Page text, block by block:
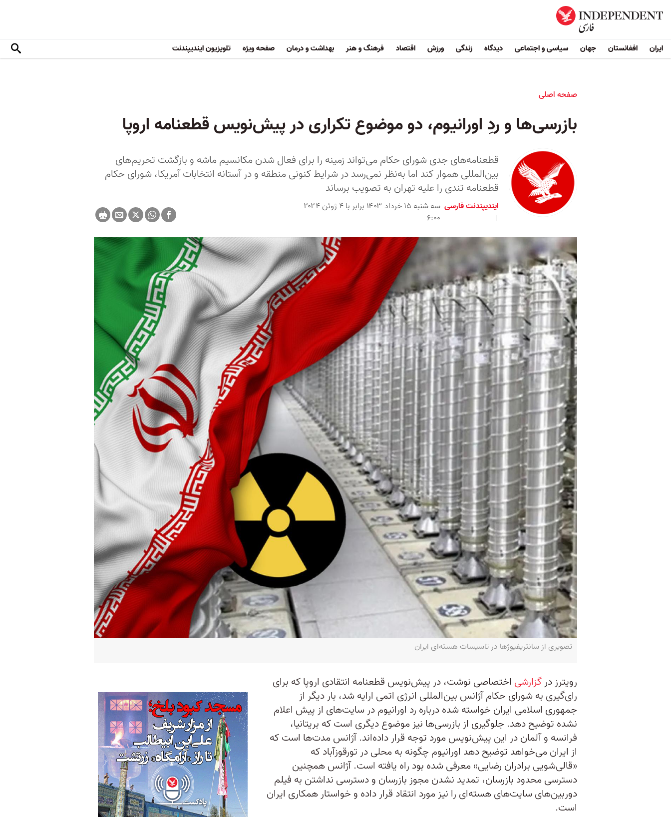
ایران افغانستان جهان سیاسی و اجتماعی دیدگاه زندگی ورزش اقتصاد فرهنگ و هنر بهداشت و درمان صفحه ویژه تلویزیون ایندیپندنت
صفحه اصلی
بازرسی‌ها و ردِ اورانیوم، دو موضوع تکراری در پیش‌نویس قطعنامه اروپا
قطعنامه‌های جدی شورای حکام می‌تواند زمینه را برای فعال شدن مکانسیم ماشه و بازگشت تحریم‌های
بین‌المللی هموار کند اما به‌نظر نمی‌رسد در شرایط کنونی منطقه و در آستانه انتخابات آمریکا، شورای حکام
قطعنامه تندی را علیه تهران به تصویب برساند
ایندیپندنت فارسی
سه شنبه ۱۵ خرداد ۱۴۰۳ برابر با ۴ ژوئن ۲۰۲۴
۶:۰۰
تصویری از سانتریفیوژ‌ها در تاسیسات هسته‌ای ایران
رویترز درگزارشی اختصاصی نوشت، در پیش‌نویس قطعنامه انتقادی اروپا که برای
رای‌گیری به شورای حکام آژانس بین‌المللی انرژی اتمی ارایه شد، بار دیگر از
جمهوری اسلامی ایران خواسته شده درباره رد اورانیوم در سایت‌های از پیش اعلام
نشده توضیح دهد. جلوگیری از بازرسی‌ها نیز موضوع دیگری است که بریتانیا،
فرانسه و آلمان در این پیش‌نویس مورد توجه قرار داده‌اند. آژانس مدت‌ها است که
از ایران می‌خواهد توضیح دهد اورانیوم چگونه به محلی در تورقوزآباد که
«قالی‌شویی برادران رضایی» معرفی شده بود راه یافته است. آژانس همچنین
دسترسی محدود بازرسان، تمدید نشدن مجوز بازرسان و دسترسی نداشتن به فیلم
دوربین‌های سایت‌های هسته‌ای را نیز مورد انتقاد قرار داده و خواستار همکاری ایران
است.